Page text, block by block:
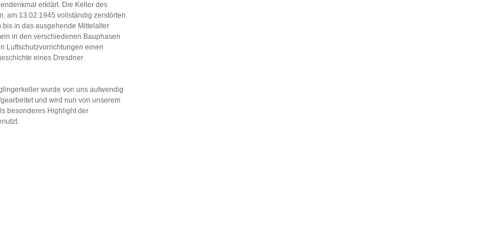
erklärt. Die Keller des
am 13.02.1945 vollständig zerstörten
bis in das ausgehende Mittelalter
in den verschiedenen Bauphasen
Luftschutzvorrichtungen einen
eines Dresdner
wurde von uns aufwendig
und wird nun von unserem
besonderes Highlight der